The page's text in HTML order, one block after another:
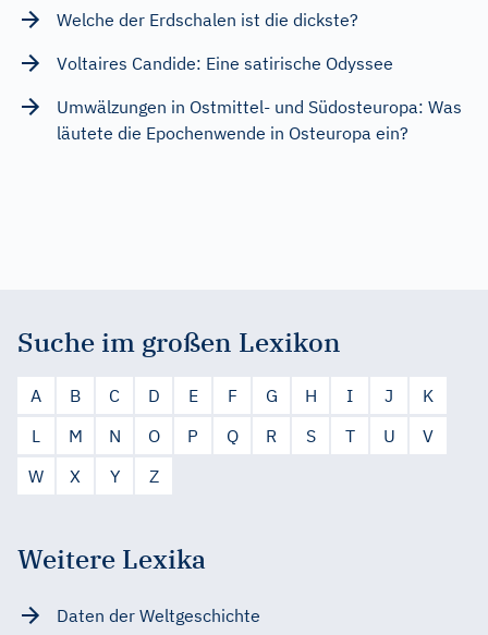
Welche der Erdschalen ist die dickste?
Voltaires Candide: Eine satirische Odyssee
Umwälzungen in Ostmittel- und Südosteuropa: Was
läutete die Epochenwende in Osteuropa ein?
Suche im großen Lexikon
A B C D E F G H I J
K
L
M N O P Q R S T U
V
W
X Y Z
Weitere Lexika
Daten der Weltgeschichte